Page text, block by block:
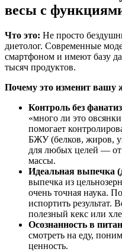
весы с
Что это: Не просто
диетолог. Современные
смартфоном и имеют базу
тысяч продуктов.
Почему это изменит вашу
Контроль без
«много ли это
помогает
БЖУ (белков, жиров,
для любых целей —
массы.
Идеальная выпечка
выпечка из
очень точная наука.
испортить результат.
полезный кекс или
Осознанность в
смотреть на еду,
ценность.